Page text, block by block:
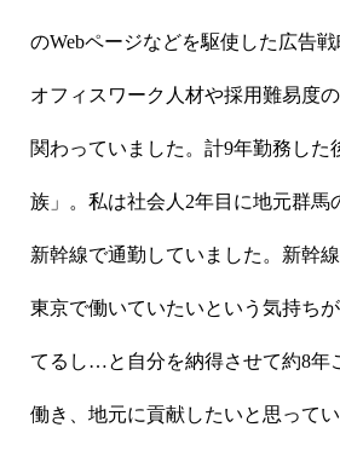
のWebページなどを駆使した広告
オフィスワーク人材や採用難易度
関わっていました。計9年勤務し
族」。私は社会人2年目に地元群
新幹線で通勤していました。新幹
東京で働いていたいという気持ち
てるし…と自分を納得させて約8年
働き、地元に貢献したいと思って